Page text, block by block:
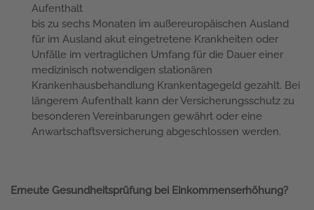
Aufenthalt
bis zu sechs Monaten im außereuropäischen Ausland
für im Ausland akut eingetretene Krankheiten oder
Unfälle im vertraglichen Umfang für die Dauer einer
medizinisch notwendigen stationären
Krankenhausbehandlung Krankentagegeld gezahlt. Bei
längerem Aufenthalt kann der Versicherungsschutz zu
besonderen Vereinbarungen gewährt oder eine
Anwartschaftsversicherung abgeschlossen werden.
Erneute Gesundheitsprüfung bei Einkommenserhöhung?